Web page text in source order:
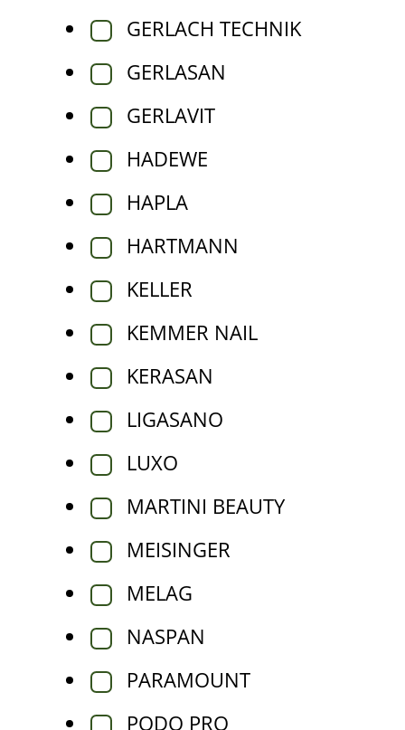
GERLACH TECHNIK
GERLASAN
GERLAVIT
HADEWE
HAPLA
HARTMANN
KELLER
KEMMER NAIL
KERASAN
LIGASANO
LUXO
MARTINI BEAUTY
MEISINGER
MELAG
NASPAN
PARAMOUNT
PODO PRO